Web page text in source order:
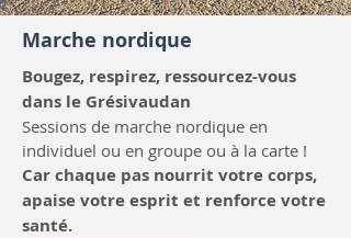
Marche nordique
Bougez, respirez, ressourcez-vous
dans le Grésivaudan
Sessions de marche nordique en
individuel ou en groupe ou à la carte !
Car chaque pas nourrit votre corps,
apaise votre esprit et renforce votre
santé.